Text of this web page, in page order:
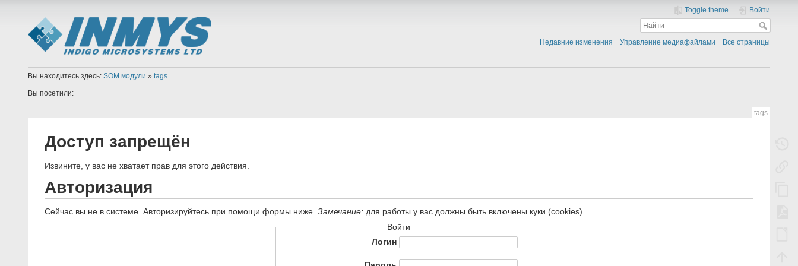
Toggle theme Войти
Недавние изменения Управление медиафайлами Все страницы
Вы находитесь здесь: SOM модули » tags
Вы посетили:
tags
Доступ запрещён
Извините, у вас не хватает прав для этого действия.
Авторизация
Сейчас вы не в системе. Авторизируйтесь при помощи формы ниже. Замечание:для работы у вас должны быть включены куки (cookies).
Войти
Логин